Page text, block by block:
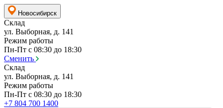
Новосибирск
Склад
ул. Выборная, д. 141
Режим работы
Пн-Пт с 08:30 до 18:30
Сменить
Склад
ул. Выборная, д. 141
Режим работы
Пн-Пт с 08:30 до 18:30
+7 804 700 1400